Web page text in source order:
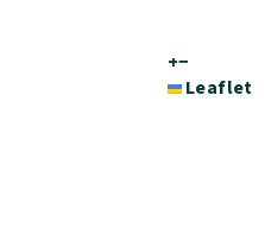
+−
Leaflet